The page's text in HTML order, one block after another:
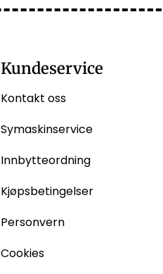
Kundeservice
Kontakt oss
Symaskinservice
Innbytteordning
Kjøpsbetingelser
Personvern
Cookies